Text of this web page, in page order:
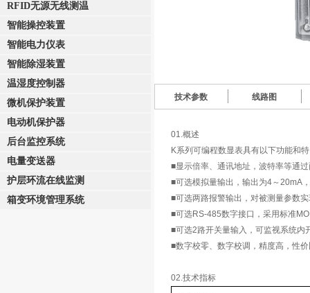
RFID无源无线测温
智能操控装置
智能电力仪表
智能除湿装置
温湿度控制器
微机保护装置
电动机保护器
后台监控系统
电量变送器
护层环流在线监测
箱变环境管理系统
技术参数 线路图
01.概述
K系列可编程数显表具有以下功能和
■显示倍率、通讯地址，波特率等通
■可选模拟量输出，输出为4～20mA
■可选两路报警输出，对被测量参数
■可选RS-485数字接口，采用标准
■可选2路开关量输入，可监视系统内
■数字校零、数字校调，精度高，性
02.技术指标